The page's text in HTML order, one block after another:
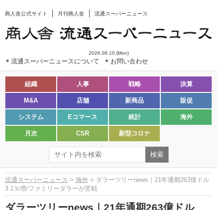
商人舎公式サイト 月刊商人舎 流通スーパーニュース
2026.08.10 (Mon)
流通スーパーニュースについて お問い合わせ
組織 人事 戦略 決算
M&A 店舗 新商品 販促
システム Eコマース 統計 海外
月次 CSR 新型コロナ
流通スーパーニュース > 海外 > ダラーツリーnews｜21年通期263億ドル
3.1％増/ファミリーダラーが苦戦
ダラーツリーnews｜21年通期263億ドル